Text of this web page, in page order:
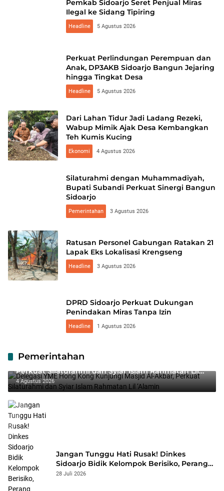
Pemkab Sidoarjo Seret Penjual Miras
Ilegal ke Sidang Tipiring
Headline 5 Agustus 2026
Perkuat Perlindungan Perempuan dan
Anak, DP3AKB Sidoarjo Bangun Jejaring
hingga Tingkat Desa
Headline 5 Agustus 2026
Dari Lahan Tidur Jadi Ladang Rezeki,
Wabup Mimik Ajak Desa Kembangkan
Teh Kumis Kucing
Ekonomi 4 Agustus 2026
Silaturahmi dengan Muhammadiyah,
Bupati Subandi Perkuat Sinergi Bangun
Sidoarjo
Pemerintahan 3 Agustus 2026
Ratusan Personel Gabungan Ratakan 21
Lapak Eks Lokalisasi Krengseng
Headline 3 Agustus 2026
DPRD Sidoarjo Perkuat Dukungan
Penindakan Miras Tanpa Izin
Headline 1 Agustus 2026
Pemerintahan
Delegasi YME Hong Kong Kunjungi Masjid Al-Akbar,
Perkuat Silaturahmi dan Syiar Islam Rahmatan Lil
‘Alamin
4 Agustus 2026
Jangan Tunggu Hati Rusak! Dinkes
Sidoarjo Bidik Kelompok Berisiko, Perang
Terbuka Lawan Hepatitis
28 Juli 2026